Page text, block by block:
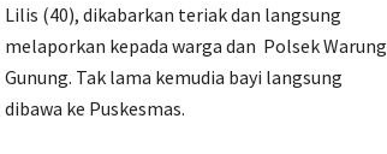
Lilis (40), dikabarkan teriak dan langsung
melaporkan kepada warga dan Polsek Warung
Gunung. Tak lama kemudia bayi langsung
dibawa ke Puskesmas.